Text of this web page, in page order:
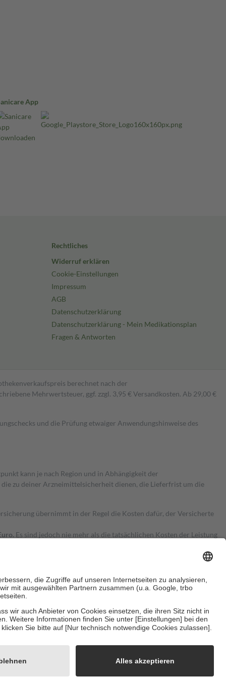
App
Rechtliches
Widerruf erklären
Cookie-Einstellungen
Impressum
AGB
Datenschutzerklärung
Datenschutzerklärung - Mein Medikationsplan
Fragen & Antworten
berechnet nach der
Mehrwertsteuer, ggf. zzgl. 3,95 € Versandkosten. Ab 29,00 €
und die Prüfung etwaiger Anwendungshinweise des
kann je nach Region und in Abhängigkeit der
zu deiner Arzneimittelsicherheit dienen, die Lieferfrist um die
übernimmt in der Regel die Kosten dafür, der Versicherte
Es sind jedoch nie mehr als die tatsächlichen Kosten der Leistung
Zuzahlungen an bei: